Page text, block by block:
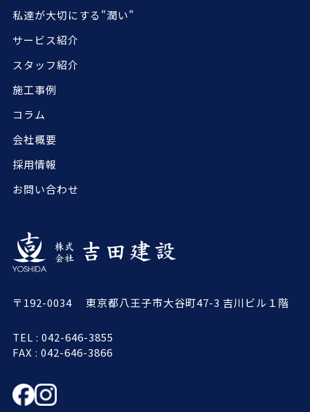
〒192-0034 東京都八王子市大谷町47-3 吉川ビル１階
TEL : 042-646-3855
FAX : 042-646-3866
私達が大切にする"潤い"
サービス紹介
スタッフ紹介
施工事例
コラム
会社概要
採用情報
お問い合わせ